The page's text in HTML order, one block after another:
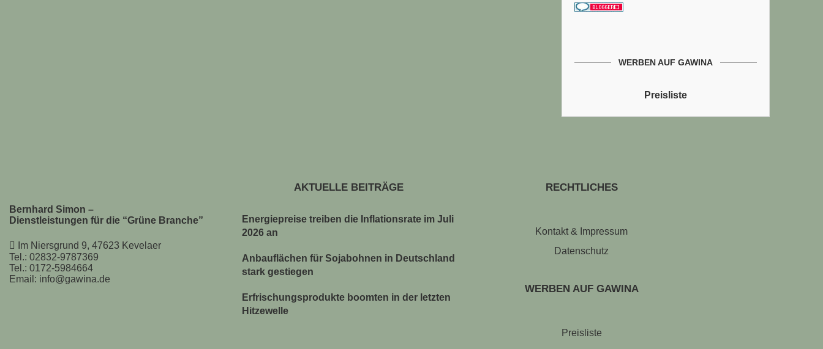
WERBEN AUF GAWINA
Preisliste
Bernhard Simon –
Dienstleistungen für die “Grüne Branche”
Im Niersgrund 9, 47623 Kevelaer
Tel.: 02832-9787369
Tel.: 0172-5984664
Email: info@gawina.de
AKTUELLE BEITRÄGE
Energiepreise treiben die Inflationsrate im Juli
2026 an
Anbauflächen für Sojabohnen in Deutschland
stark gestiegen
Erfrischungsprodukte boomten in der letzten
Hitzewelle
RECHTLICHES
Kontakt & Impressum
Datenschutz
WERBEN AUF GAWINA
Preisliste